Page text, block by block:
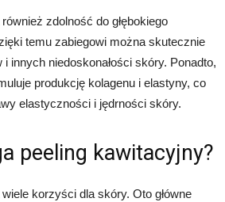
zdolność do głębokiego
temu zabiegowi można skutecznie
innych niedoskonałości skóry. Ponadto,
produkcję kolagenu i elastyny, co
elastyczności i jędrności skóry.
peeling kawitacyjny?
korzyści dla skóry. Oto główne